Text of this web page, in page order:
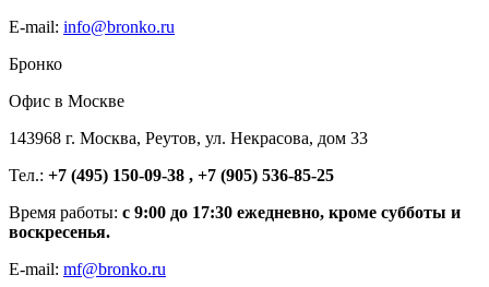
E-mail: info@bronko.ru
Бронко
Офис в Москве
143968 г. Москва, Реутов, ул. Некрасова, дом 33
Тел.: +7 (495) 150-09-38 , +7 (905) 536-85-25
Время работы: с 9:00 до 17:30 ежедневно, кроме субботы и
воскресенья.
E-mail: mf@bronko.ru